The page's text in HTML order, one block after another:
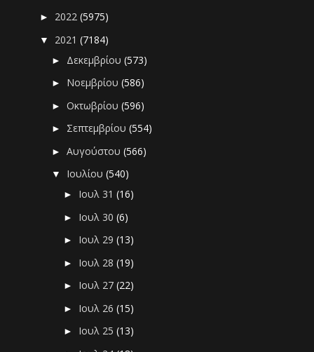
► 2022(5975)
▼ 2021(7184)
► Δεκεμβρίου(573)
► Νοεμβρίου(586)
►Οκτωβρίου(596)
► Σεπτεμβρίου(554)
►Αυγούστου(566)
▼ Ιουλίου(540)
► Ιουλ 31(16)
► Ιουλ 30(6)
► Ιουλ 29(13)
► Ιουλ 28(19)
► Ιουλ 27(22)
► Ιουλ 26(15)
► Ιουλ 25(13)